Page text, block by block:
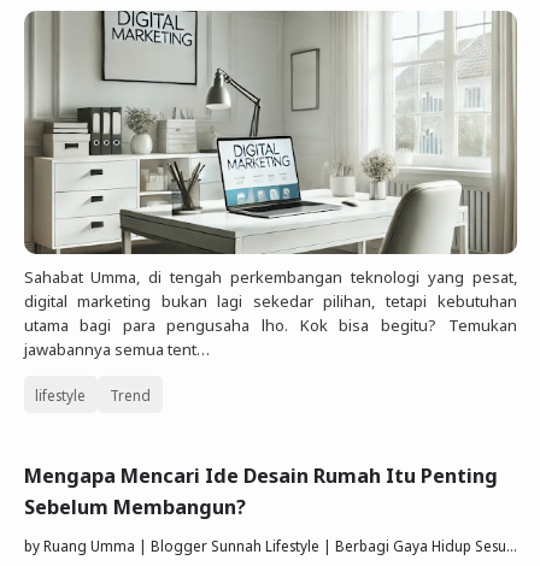
Sahabat Umma, di tengah perkembangan teknologi yang pesat,
digital marketing bukan lagi sekedar pilihan, tetapi kebutuhan
utama bagi para pengusaha lho. Kok bisa begitu? Temukan
jawabannya semua tent…
lifestyle Trend
Mengapa Mencari Ide Desain Rumah Itu Penting
Sebelum Membangun?
byRuang Umma | Blogger Sunnah Lifestyle | Berbagi Gaya Hidup Sesuai Quran Sunnah